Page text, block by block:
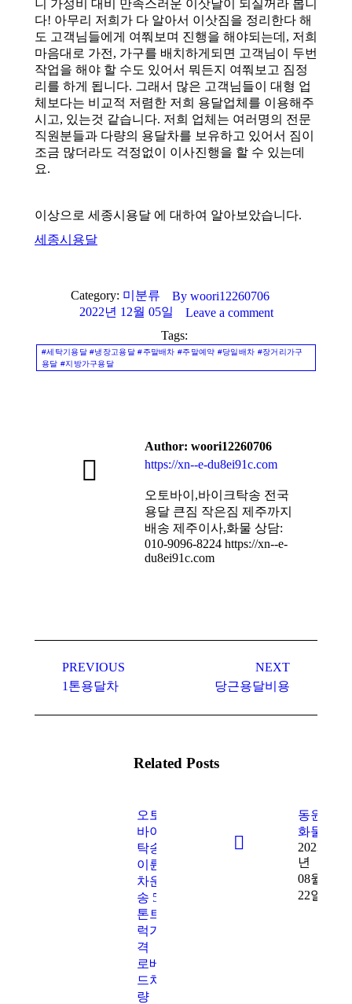
니 가성비 대비 만족스러운 이삿날이 되실꺼라 봅니
다! 아무리 저희가 다 알아서 이삿짐을 정리한다 해
도 고객님들에게 여쭤보며 진행을 해야되는데, 저희
마음대로 가전, 가구를 배치하게되면 고객님이 두번
작업을 해야 할 수도 있어서 뭐든지 여쭤보고 짐정
리를 하게 됩니다. 그래서 많은 고객님들이 대형 업
체보다는 비교적 저렴한 저희 용달업체를 이용해주
시고, 있는것 같습니다. 저희 업체는 여러명의 전문
직원분들과 다량의 용달차를 보유하고 있어서 짐이
조금 많더라도 걱정없이 이사진행을 할 수 있는데
요.
이상으로 세종시용달 에 대하여 알아보았습니다.
세종시용달
Category: 미분류 By woori12260706
2022년 12월 05일
Leave a comment
Tags:
#세탁기용달 #냉장고용달 #주말배차 #주말예약 #당일배차 #장거리가구
용달 #지방가구용달
Author: woori12260706
https://xn--e-du8ei91c.com
오토바이,바이크탁송 전국
용달 큰짐 작은짐 제주까지
배송 제주이사,화물 상담:
010-9096-8224 https://xn--e-
du8ei91c.com
navigation
PREVIOUS
Previous
1톤용달차
NEXT
Next당근용달비용
Related Posts
오토
바이
탁송
이륜
차운
송 5
톤트
럭가
격
로베
드차
량
동원
화물
2023
년
08월
22일